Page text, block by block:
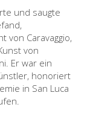
und saugte
von Caravaggio,
von
Er war ein
honoriert
in San Luca